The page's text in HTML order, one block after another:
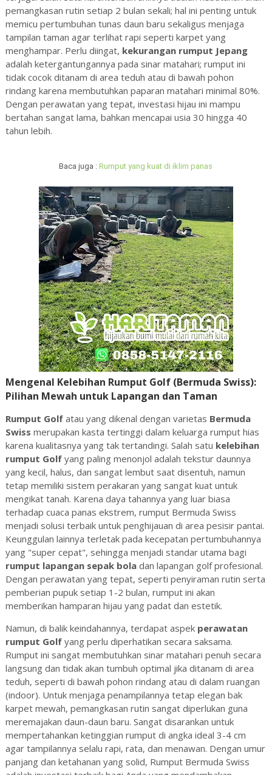
pemangkasan rutin setiap 2 bulan sekali; hal ini penting untuk
memicu pertumbuhan tunas daun baru sekaligus menjaga
tampilan taman agar terlihat rapi seperti karpet yang
menghampar. Perlu diingat, kekurangan rumput Jepang
adalah ketergantungannya pada sinar matahari; rumput ini
tidak cocok ditanam di area teduh atau di bawah pohon
rindang karena membutuhkan paparan matahari minimal 80%.
Dengan perawatan yang tepat, investasi hijau ini mampu
bertahan sangat lama, bahkan mencapai usia 30 hingga 40
tahun lebih.
Baca juga :Rumput yang kuat di iklim panas
Mengenal Kelebihan Rumput Golf (Bermuda Swiss):
Pilihan Mewah untuk Lapangan dan Taman
Rumput Golfatau yang dikenal dengan varietas Bermuda
Swiss merupakan kasta tertinggi dalam keluarga rumput hias
karena kualitasnya yang tak tertandingi. Salah satu kelebihan
rumput Golfyang paling menonjol adalah tekstur daunnya
yang kecil, halus, dan sangat lembut saat disentuh, namun
tetap memiliki sistem perakaran yang sangat kuat untuk
mengikat tanah. Karena daya tahannya yang luar biasa
terhadap cuaca panas ekstrem, rumput Bermuda Swiss
menjadi solusi terbaik untuk penghijauan di area pesisir pantai.
Keunggulan lainnya terletak pada kecepatan pertumbuhannya
yang "super cepat", sehingga menjadi standar utama bagi
rumput lapangan sepak boladan lapangan golf profesional.
Dengan perawatan yang tepat, seperti penyiraman rutin serta
pemberian pupuk setiap 1-2 bulan, rumput ini akan
memberikan hamparan hijau yang padat dan estetik.
Namun, di balik keindahannya, terdapat aspek perawatan
rumput Golfyang perlu diperhatikan secara saksama.
Rumput ini sangat membutuhkan sinar matahari penuh secara
langsung dan tidak akan tumbuh optimal jika ditanam di area
teduh, seperti di bawah pohon rindang atau di dalam ruangan
(indoor). Untuk menjaga penampilannya tetap elegan bak
karpet mewah, pemangkasan rutin sangat diperlukan guna
meremajakan daun-daun baru. Sangat disarankan untuk
mempertahankan ketinggian rumput di angka ideal 3-4 cm
agar tampilannya selalu rapi, rata, dan menawan. Dengan umur
panjang dan ketahanan yang solid, Rumput Bermuda Swiss